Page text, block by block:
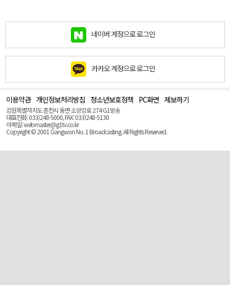
네이버 계정으로 로그인
카카오 계정으로 로그인
이용약관 개인정보처리방침 청소년보호정책 PC화면 제보하기
강원특별자치도 춘천시 동면 소양강로 274 G1방송
대표전화: 033)248-5000, FAX: 033)248-5130
이메일: webmaster@g1tv.co.kr
Copyright © 2001 Gangwon No. 1 Broadcasting. All Rights Reserved.